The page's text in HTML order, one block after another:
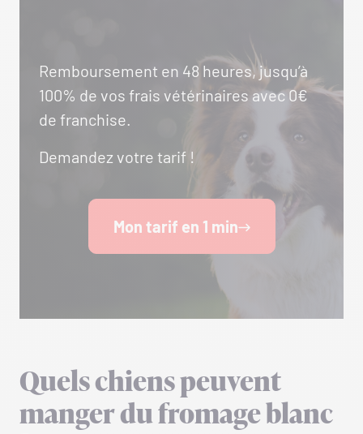
Remboursement en 48 heures, jusqu’à
100% de vos frais vétérinaires avec 0€
de franchise.
Demandez votre tarif !
Mon tarif en 1 min
Quels chiens peuvent
manger du fromage blanc